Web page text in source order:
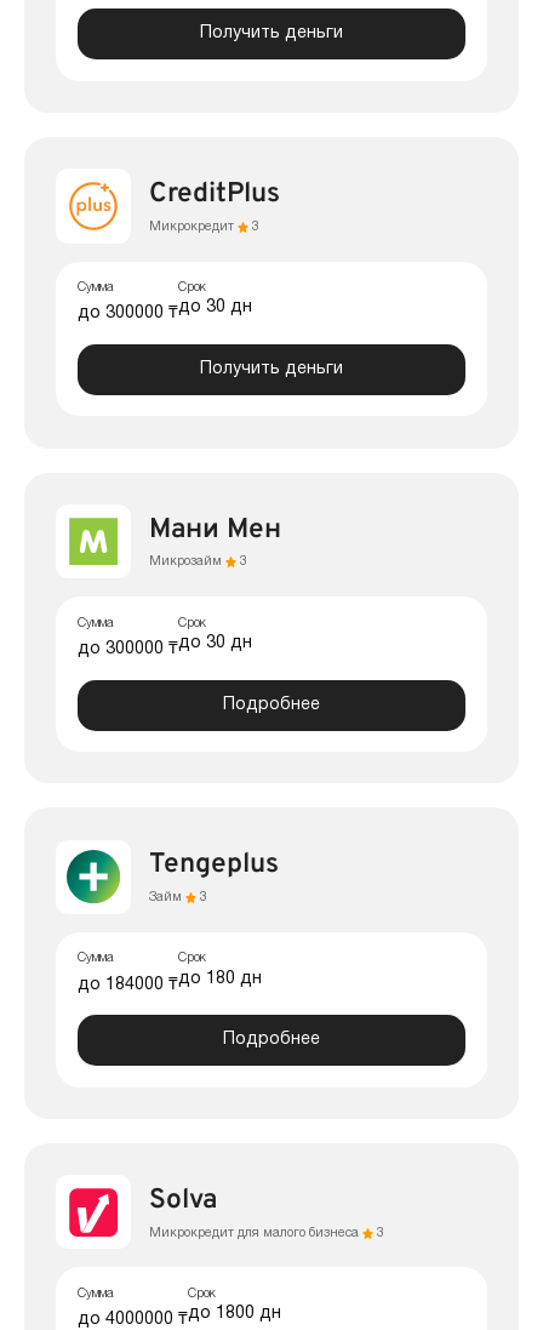
Получить деньги
CreditPlus
Микрокредит 3
Сумма
до 300000 ₸
Срок
до 30 дн
Получить деньги
Мани Мен
Микрозайм 3
Сумма
до 300000 ₸
Срок
до 30 дн
Подробнее
Tengeplus
Займ 3
Сумма
до 184000 ₸
Срок
до 180 дн
Подробнее
Solva
Микрокредит для малого бизнеса 3
Сумма
до 4000000 ₸
Срок
до 1800 дн